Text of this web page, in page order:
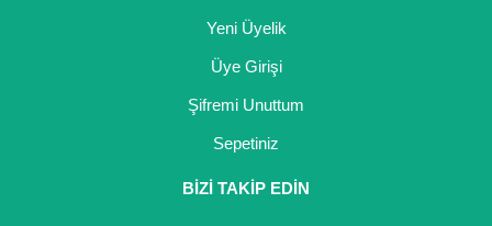
Yeni Üyelik
Üye Girişi
Şifremi Unuttum
Sepetiniz
BİZİ TAKİP EDİN